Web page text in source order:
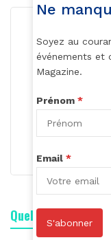
Quelle est votre
Ne
Soyez au
événements et
Magazine.
Prénom *
Email *
S'abonner